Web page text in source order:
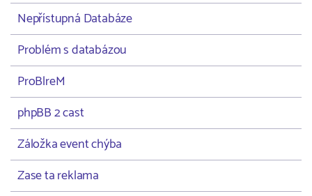
Nepřístupná Databáze
Problém s databázou
ProBlreM
phpBB 2 cast
Záložka event chýba
Zase ta reklama